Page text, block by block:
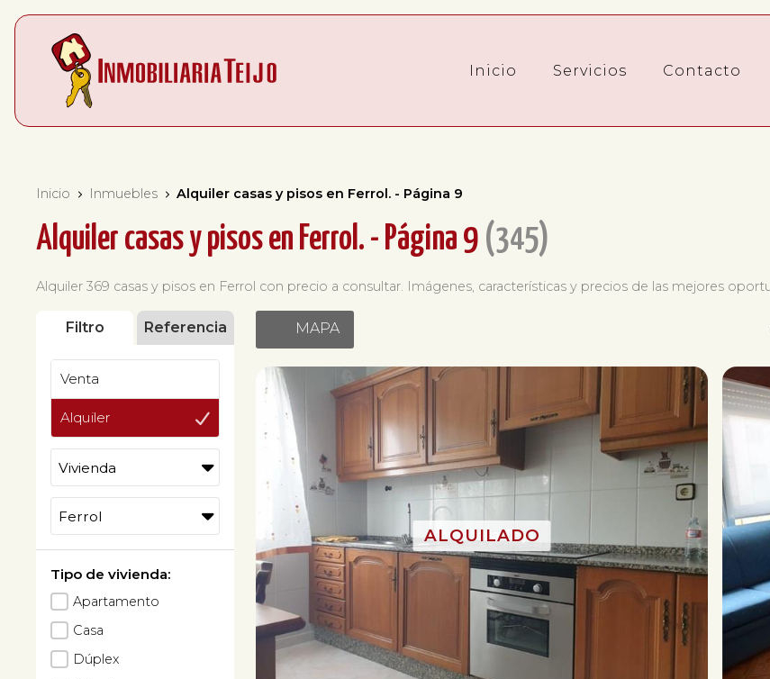
Inicio Servicios Contacto
Inicio Inmuebles Alquiler casas y pisos en Ferrol. - Página 9
Alquiler casas y pisos en Ferrol. - Página 9 345
Alquiler 369 casas y pisos en Ferrol con precio a consultar. Imágenes, características y precios de las mejores
Filtro Referencia
Venta
Alquiler
Tipo de vivienda:
Apartamento
Casa
Dúplex
MAPA